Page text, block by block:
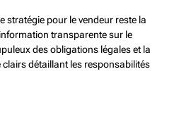
stratégie pour le vendeur reste la
transparente sur le
des obligations légales et la
détaillant les responsabilités